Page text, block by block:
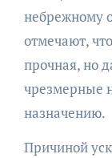
небрежному
отмечают,
прочная, но
чрезмерные
назначению.
Причиной